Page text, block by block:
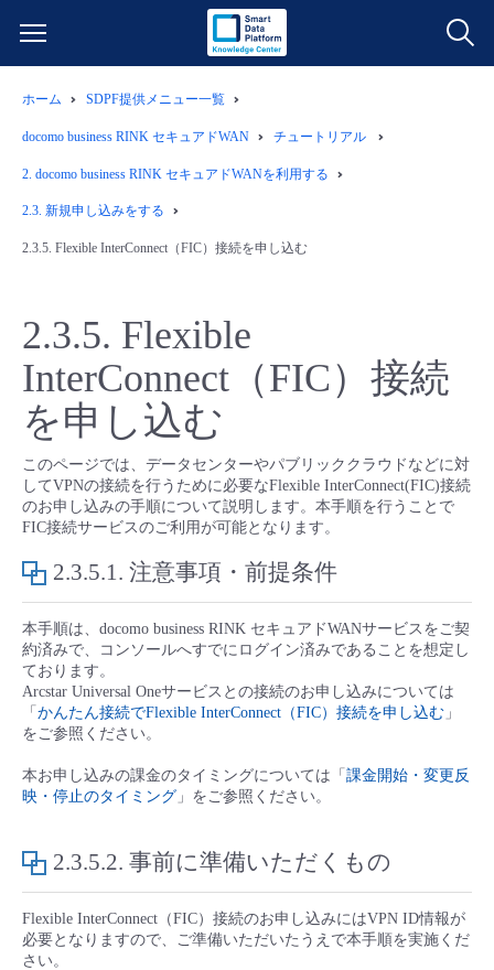
サービス一覧
データ利活用
モニタリング/監査
サポート
よくある質問
IoT
モニタリング/監査
すべてのメニューを見る
料金情報
クラウド/サーバー
ネットワーク
サポート
すべてのメニューを見る
- 管理機能
■ セットアップガイド
- 新規お申し込み方法
- 初期設定・確認
- ユーザー機能の管理
■ 基本構築ガイド
ユースケース
- バックアップ
- セキュリティ・監査
- マルチクラウド利用
- リモートワーク
- ITインフラストラクチャー
- その他
故障/メンテナンス情報
サービス稼働状況
定期メンテナンス
販売パートナー向けプログラム
協業パートナー
トレーニング/操作動画
脱炭素化
ホーム SDPF提供メニュー一覧
docomo business RINK セキュアドWAN チュートリアル
2. docomo business RINK セキュアドWANを利用する
2.3. 新規申し込みをする
2.3.5. Flexible InterConnect（FIC）接続を申し込む
2.3.5. Flexible
InterConnect（FIC）接続
を申し込む
このページでは、データセンターやパブリッククラウドなどに対
してVPNの接続を行うために必要なFlexible InterConnect(FIC)接続
のお申し込みの手順について説明します。本手順を行うことで
FIC接続サービスのご利用が可能となります。
2.3.5.1. 注意事項・前提条件
本手順は、docomo business RINK セキュアドWANサービスをご契
約済みで、コンソールへすでにログイン済みであることを想定し
ております。
Arcstar Universal Oneサービスとの接続のお申し込みについては
「 かんたん接続でFlexible InterConnect（FIC）接続を申し込む 」
をご参照ください。
本お申し込みの課金のタイミングについては「 課金開始・変更反
映・停止のタイミング 」をご参照ください。
2.3.5.2. 事前に準備いただくもの
Flexible InterConnect（FIC）接続のお申し込みにはVPN ID情報が
必要となりますので、ご準備いただいたうえで本手順を実施くだ
さい。